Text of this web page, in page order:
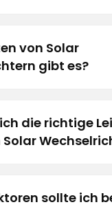
von Solar
gibt es?
die richtige
sollte ich